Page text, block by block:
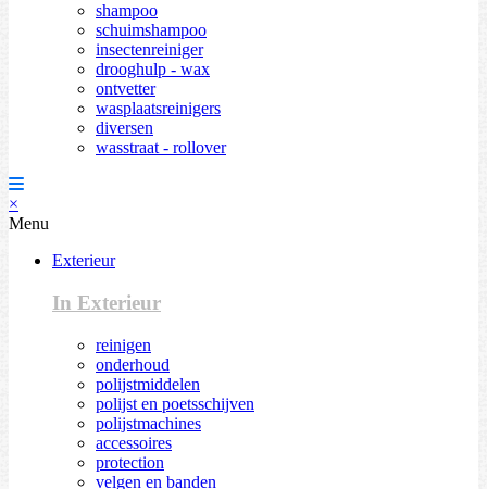
shampoo
schuimshampoo
insectenreiniger
drooghulp - wax
ontvetter
wasplaatsreinigers
diversen
wasstraat - rollover
×
Menu
Exterieur
In Exterieur
reinigen
onderhoud
polijstmiddelen
polijst en poetsschijven
polijstmachines
accessoires
protection
velgen en banden